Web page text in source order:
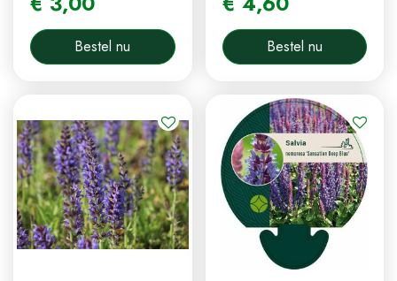
Bestel nu Bestel nu